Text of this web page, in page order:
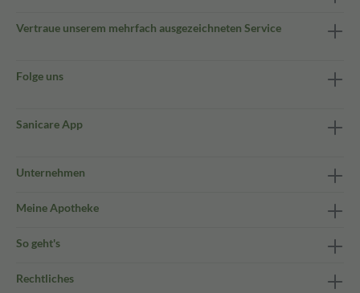
Vertraue unserem mehrfach ausgezeichneten Service
Folge uns
Sanicare App
Unternehmen
Meine Apotheke
So geht's
Rechtliches